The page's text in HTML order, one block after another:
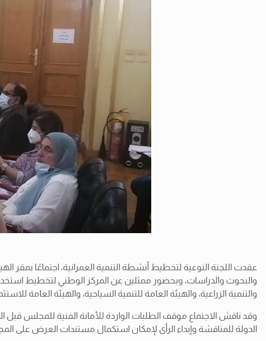
عقدت اللجنة النوعية لتخطيط أنشطة التنمية العمرانية، اجتماعًا بمقر
والبحوث والدراسات، وبحضور ممثلين عن المركز الوطني لتخطيط
والتنمية الزراعية،والهيئة العامة للتنمية السياحية، والهيئة العامة
الدولة للمناقشة وإبداء الرأى لإمكان استكمال مستندات العرض على